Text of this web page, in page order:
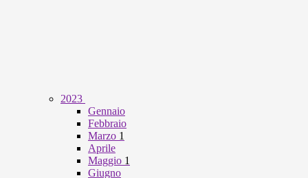
2023
Gennaio
Febbraio
Marzo 1
Aprile
Maggio 1
Giugno